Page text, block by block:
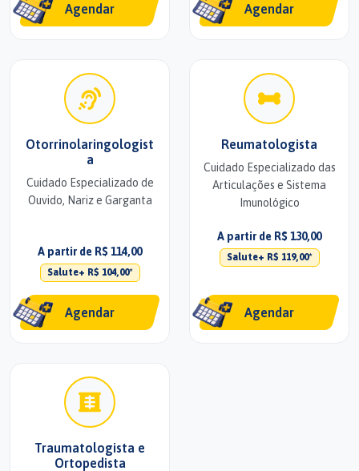
Agendar Agendar
Otorrinolaringologist
a
Cuidado Especializado de
Ouvido, Nariz e Garganta
A partir de R$ 114,00
Salute+ R$ 104,00*
Agendar
Reumatologista
Cuidado Especializado das
Articulações e Sistema
Imunológico
A partir de R$ 130,00
Salute+ R$ 119,00*
Agendar
Traumatologista e
Ortopedista